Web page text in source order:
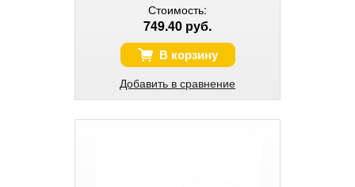
Стоимость:
749.40 руб.
В корзину
Добавить в сравнение